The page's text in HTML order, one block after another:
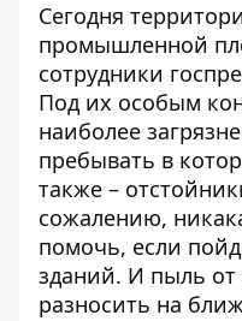
Сегодня
промышленной
сотрудники
Под их особым
наиболее
пребывать в
также –
сожалению,
помочь, если
зданий. И пыль от
разносить на